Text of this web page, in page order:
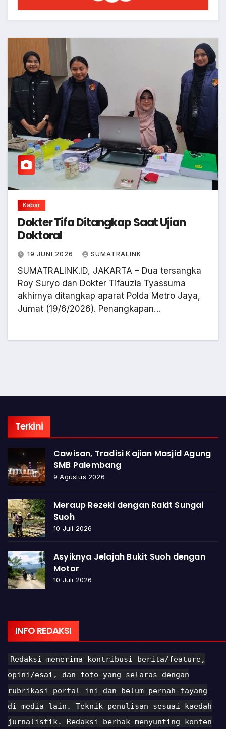
Kabar
Dokter Tifa Ditangkap Saat Ujian
Doktoral
19 JUNI 2026 SUMATRALINK
SUMATRALINK.ID, JAKARTA – Dua tersangka
Roy Suryo dan Dokter Tifauzia Tyassuma
akhirnya ditangkap aparat Polda Metro Jaya,
Jumat (19/6/2026). Penangkapan…
Terkini
Cawisan, Tradisi Kajian Masjid Agung
SMB Palembang
9 Agustus 2026
Meraup Rezeki dengan Rakit Sungai
Suoh
10 Juli 2026
Asyiknya Jelajah Bukit Suoh dengan
Motor
10 Juli 2026
INFO REDAKSI
Redaksi menerima kontribusi berita/feature,
opini/esai, dan foto yang selaras dengan
rubrikasi portal ini dan belum pernah tayang
di media lain. Teknik penulisan sesuai kaedah
jurnalistik. Redaksi berhak menyunting konten